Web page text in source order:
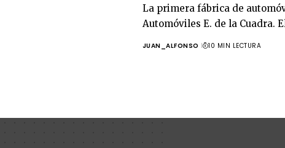
La primera fábrica de
Automóviles E. de la Cuadra.
JUAN_ALFONSO 10 MIN LECTURA